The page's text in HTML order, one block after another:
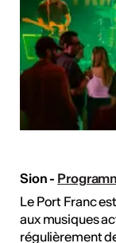
Sion -
Le Port Franc
aux musiques
régulièrement